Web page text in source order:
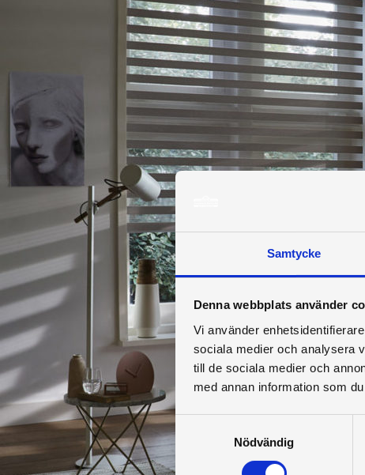
Samtycke
Denna webbplats använder
Vi använder
sociala medier och analysera
till de sociala medier och
med annan information som
Samtyckesval
Nödvändig